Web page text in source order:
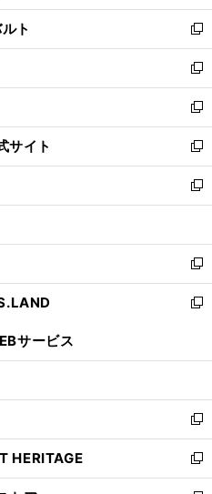
開
く
ウ
で
開
く
ン
ド
ウ
で
開
く
ウ
ィ
ン
ド
ウ
で
開
く
ト
新
し
い
ウ
ィ
ン
ド
ウ
で
開
新
し
い
ウ
ィ
ン
ド
ウ
開
く
新
し
い
ウ
ィ
ン
ウ
で
開
く
サイト
新
し
い
ウ
ン
ド
ウ
で
新
し
ウ
ィ
ン
ド
開
新
し
い
ン
ウ
で
開
く
新
ウ
ン
ド
ウ
で
開
サービス
新
し
い
ウ
HERITAGE
新
し